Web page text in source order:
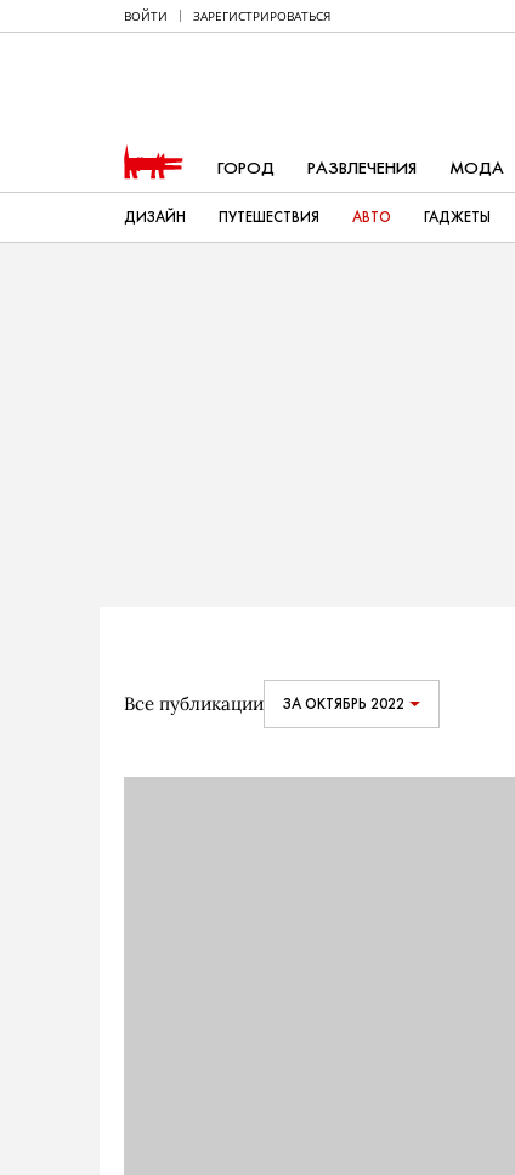
ВОЙТИ ЗАРЕГИСТРИРОВАТЬСЯ
ГОРОД РАЗВЛЕЧЕНИЯ МОДА
ДИЗАЙН ПУТЕШЕСТВИЯ АВТО ГАДЖЕТЫ
Все публикации ЗА ОКТЯБРЬ 2022